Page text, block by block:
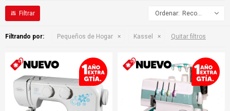
Recomendados
Filtrando por: Pequeños de Hogar Kassel Quitar filtros